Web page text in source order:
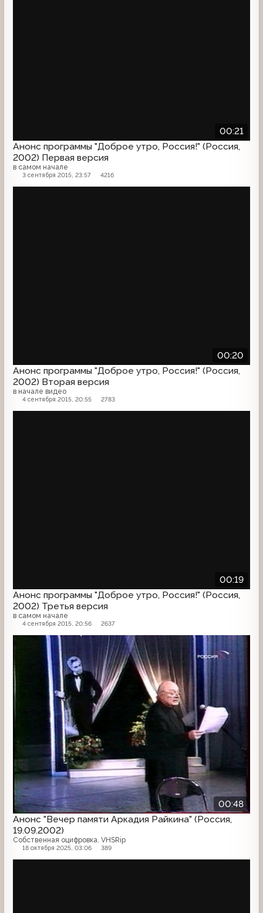
00:21
Анонс программы "Доброе утро, Россия!" (Россия,
2002) Первая версия
в самом начале
3 сентября 2015, 23:57 4216
00:20
Анонс программы "Доброе утро, Россия!" (Россия,
2002) Вторая версия
в начале видео
4 сентября 2015, 20:55 2783
00:19
Анонс программы "Доброе утро, Россия!" (Россия,
2002) Третья версия
в самом начале
4 сентября 2015, 20:56 2637
00:48
Анонс "Вечер памяти Аркадия Райкина" (Россия,
19.09.2002)
Собственная оцифровка. VHSRip
18 октября 2025, 03:06 389